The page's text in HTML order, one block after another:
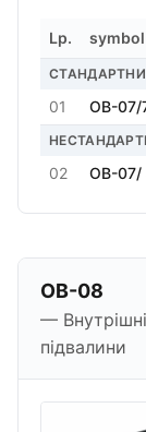
Lp. symbol
01 OB-07/
02 OB-07/
OB-08
—
підвалини